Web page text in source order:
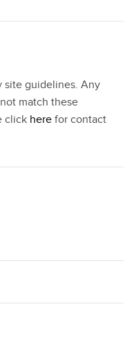
site guidelines. Any
match these
click here for contact